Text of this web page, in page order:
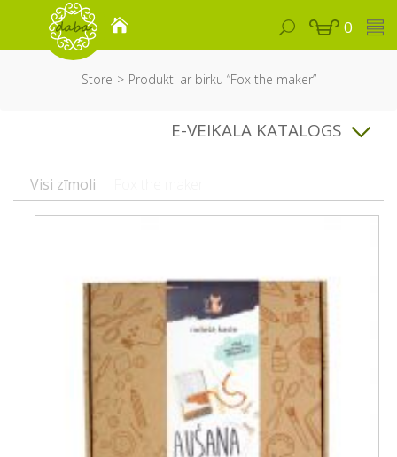
0
Store Produkti ar birku “Fox the maker”
E-VEIKALA KATALOGS
Visi zīmoli